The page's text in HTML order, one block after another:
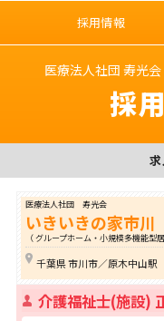
採用情報
医療法人社団 寿光会
採
求
医療法人社団 寿光会
いきいきの家市川
（ グループホーム・小規模多機能型居
千葉県 市川市／原木中山駅
介護福祉士(施設)